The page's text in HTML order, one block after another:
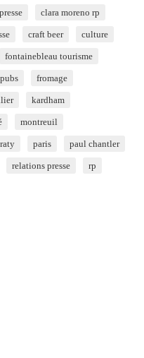
clara moreno rp
craft beer culture
fontainebleau tourisme
fromage
kardham
montreuil
paris paul chantler
relations presse rp